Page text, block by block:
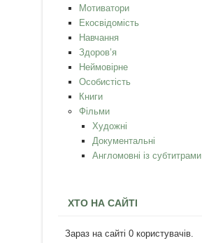
Мотиватори
Екосвідомість
Навчання
Здоров’я
Неймовірне
Особистість
Книги
Фільми
Художні
Документальні
Англомовні із субтитрами
ХТО НА САЙТІ
Зараз на сайті 0 користувачів.